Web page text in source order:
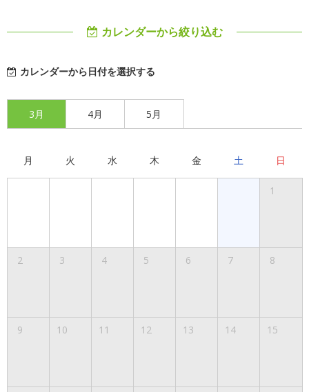
カレンダーから絞り込む
カレンダーから日付を選択する
3月 4月 5月
月 火 水 木 金 土 日
1
2 3 4 5 6 7 8
9 10 11 12 13 14 15